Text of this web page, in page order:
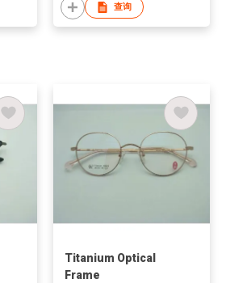
查询
Titanium Optical
Frame